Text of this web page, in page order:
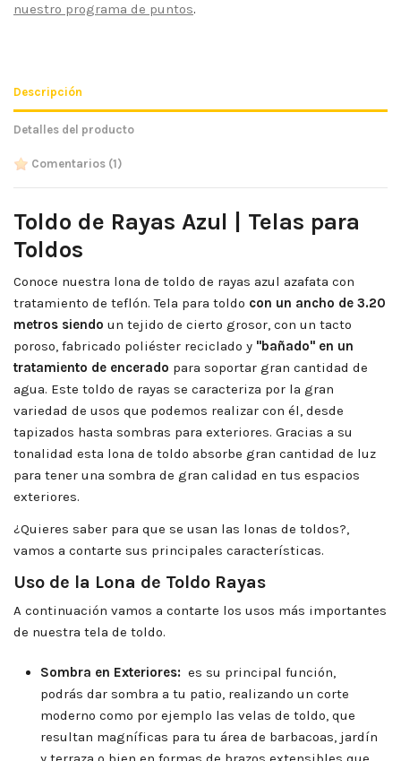
nuestro programa de puntos.
Descripción
Detalles del producto
Comentarios (1)
Toldo de Rayas Azul | Telas para
Toldos
Conoce nuestra lona de toldo de rayas azul azafata con
tratamiento de teflón. Tela para toldo con un ancho de 3.20
metros siendo un tejido de cierto grosor, con un tacto
poroso, fabricado poliéster reciclado y "bañado" en un
tratamiento de encerado para soportar gran cantidad de
agua. Este toldo de rayas se caracteriza por la gran
variedad de usos que podemos realizar con él, desde
tapizados hasta sombras para exteriores. Gracias a su
tonalidad esta lona de toldo absorbe gran cantidad de luz
para tener una sombra de gran calidad en tus espacios
exteriores.
¿Quieres saber para que se usan las lonas de toldos?,
vamos a contarte sus principales características.
Uso de la Lona de Toldo Rayas
A continuación vamos a contarte los usos más importantes
de nuestra tela de toldo.
Sombra en Exteriores: es su principal función,
podrás dar sombra a tu patio, realizando un corte
moderno como por ejemplo las velas de toldo, que
resultan magníficas para tu área de barbacoas, jardín